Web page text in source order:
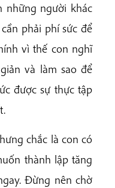
những người khác
phải phí sức để
vì thế con nghĩ
và làm sao để
được sự thực tập
chắc là con có
thành lập tăng
Đừng nên chờ